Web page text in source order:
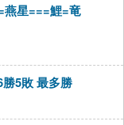
燕星===鯉=竜
5敗 最多勝